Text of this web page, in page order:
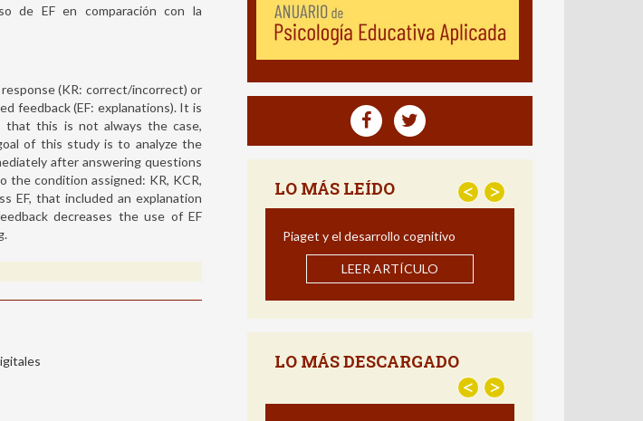
de EF en comparación con la
(KR: correct/incorrect) or
feedback (EF: explanations). It is
that this is not always the case,
of this study is to analyze the
after answering questions
the condition assigned: KR, KCR,
EF, that included an explanation
decreases the use of EF
LO MÁS LEÍDO < >
Estrategias para Mejorar la
Comprensión Lectora: Impacto de un
Programa de Intervención en Español
LEER ARTÍCULO
LO MÁS DESCARGADO